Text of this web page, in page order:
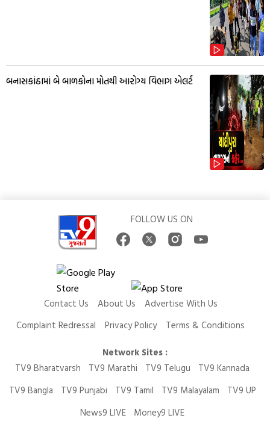
બનાસકાંઠામાં બે બાળકોના મોતથી આરોગ્ય વિભાગ એલર્ટ
FOLLOW US ON
Contact Us About Us
Advertise With Us
Complaint Redressal
Privacy Policy
Terms & Conditions
Network Sites :
TV9 Bharatvarsh
TV9 Marathi TV9 Telugu
TV9 Kannada
TV9 Bangla
TV9 Punjabi TV9 Tamil TV9 Malayalam
TV9 UP
News9 LIVE
Money9 LIVE